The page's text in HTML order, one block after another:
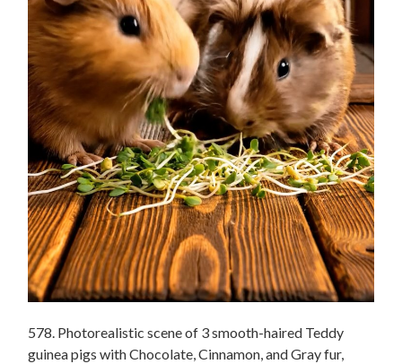
578. Photorealistic scene of 3 smooth-haired Teddy
guinea pigs with Chocolate, Cinnamon, and Gray fur,